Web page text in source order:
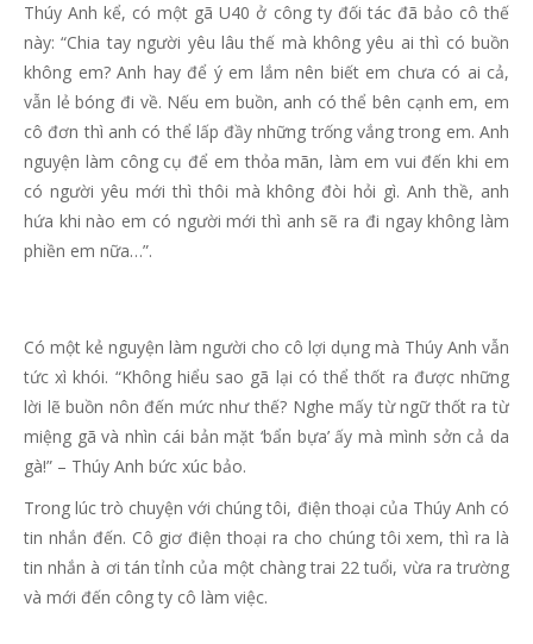
Thúy Anh kể, có một gã U40 ở công ty đối tác đã bảo cô thế
này: “Chia tay người yêu lâu thế mà không yêu ai thì có buồn
không em? Anh hay để ý em lắm nên biết em chưa có ai cả,
vẫn lẻ bóng đi về. Nếu em buồn, anh có thể bên cạnh em, em
cô đơn thì anh có thể lấp đầy những trống vắng trong em. Anh
nguyện làm công cụ để em thỏa mãn, làm em vui đến khi em
có người yêu mới thì thôi mà không đòi hỏi gì. Anh thề, anh
hứa khi nào em có người mới thì anh sẽ ra đi ngay không làm
phiền em nữa…”.
Có một kẻ nguyện làm người cho cô lợi dụng mà Thúy Anh vẫn
tức xì khói. “Không hiểu sao gã lại có thể thốt ra được những
lời lẽ buồn nôn đến mức như thế? Nghe mấy từ ngữ thốt ra từ
miệng gã và nhìn cái bản mặt ‘bẩn bựa’ ấy mà mình sởn cả da
gà!” – Thúy Anh bức xúc bảo.
Trong lúc trò chuyện với chúng tôi, điện thoại của Thúy Anh có
tin nhắn đến. Cô giơ điện thoại ra cho chúng tôi xem, thì ra là
tin nhắn à ơi tán tỉnh của một chàng trai 22 tuổi, vừa ra trường
và mới đến công ty cô làm việc.